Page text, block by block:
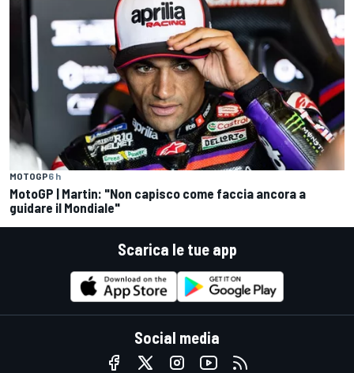
MOTOGP6 h
MotoGP | Martin: "Non capisco come faccia ancora a
guidare il Mondiale"
Scarica le tue app
Social media